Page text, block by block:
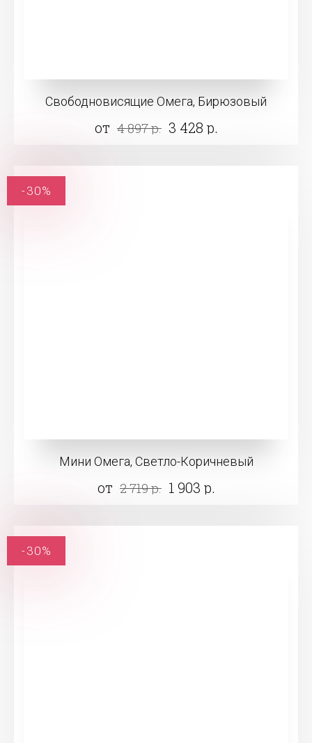
Свободновисящие Омега, Бирюзовый
от 4 897 р. 3 428 р.
Мини Омега, Светло-Коричневый
от 2 719 р. 1 903 р.
-30%
-30%